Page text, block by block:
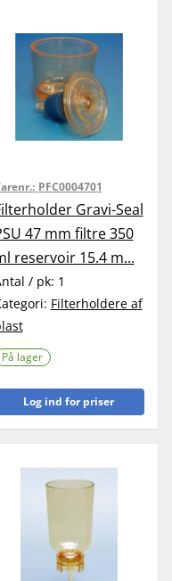
PFC0004701
Gravi-Seal
47 mm filtre 350
reservoir 15.4 m...
/ pk: 1
Filterholdere af
På lager
Log ind for priser